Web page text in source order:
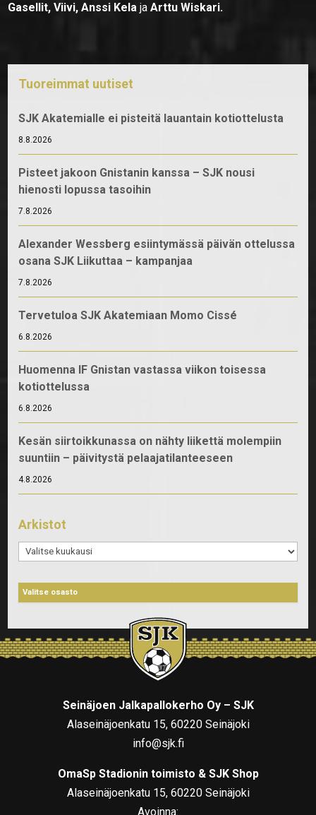
Gasellit, Viivi, Anssi Kela jaArttu Wiskari.
Tuoreimmat uutiset
SJK Akatemialle ei pisteitä lauantain kotiottelusta
8.8.2026
Pisteet jakoon Gnistanin kanssa – SJK nousi
hienosti lopussa tasoihin
7.8.2026
Alexander Wessberg esiintymässä päivän ottelussa
osana SJK Liikuttaa – kampanjaa
7.8.2026
Tervetuloa SJK Akatemiaan Momo Cissé
6.8.2026
Huomenna IF Gnistan vastassa viikon toisessa
kotiottelussa
6.8.2026
Kesän siirtoikkunassa on nähty liikettä molempiin
suuntiin – päivitystä pelaajatilanteeseen
4.8.2026
Arkistot
Arkistot
Seinäjoen Jalkapallokerho Oy – SJK
Alaseinäjoenkatu 15, 60220 Seinäjoki
info@sjk.fi
OmaSp Stadionin toimisto & SJK Shop
Alaseinäjoenkatu 15, 60220 Seinäjoki
Avoinna: